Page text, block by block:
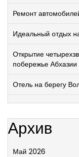
Ремонт
Идеальный отдых
Открытие
побережье Абхазии
Отель на берегу
Архив
Май 2026